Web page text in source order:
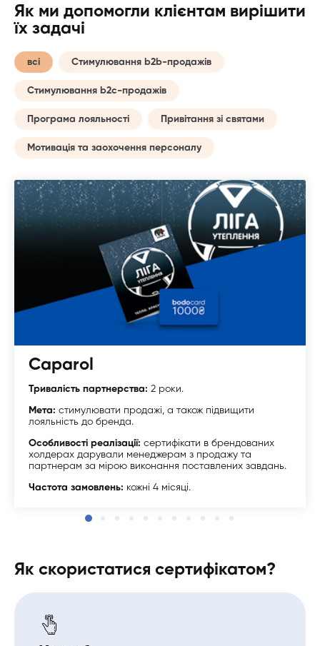
Як ми допомогли клієнтам вирішити
їх задачі
всі Стимулювання b2b-продажів
Стимулювання b2c-продажів
Програма лояльності Привітання зі святами
Мотивація та заохочення персоналу
Caparol
Тривалість партнерства: 2 роки.
Мета: стимулювати продажі, а також підвищити
лояльність до бренда.
Особливості реалізації: сертифікати в брендованих
холдерах дарували менеджерам з продажу та
партнерам за мірою виконання поставлених завдань.
Частота замовлень: кожні 4 місяці.
Як скористатися сертифікатом?